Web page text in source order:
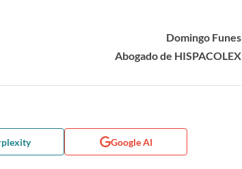
Domingo Funes
Abogado de HISPACOLEX
Google AI